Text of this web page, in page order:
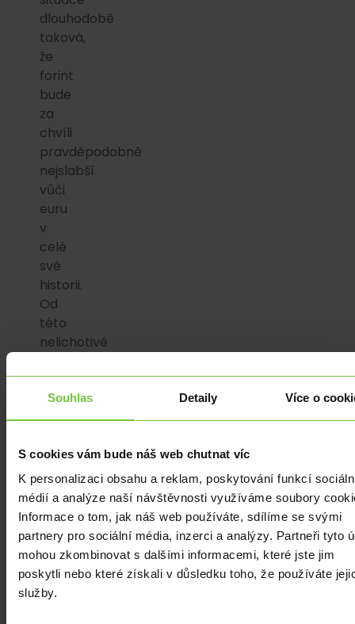
Souhlas Detaily Více o
S cookies vám bude náš web chutnat víc
K personalizaci obsahu a reklam, poskytování funkcí
médií a analýze naší návštěvnosti využíváme soubory
Informace o tom, jak náš web používáte, sdílíme se svými
partnery pro sociální média, inzerci a analýzy. Partneři tyto
mohou zkombinovat s dalšími informacemi, které jste jim
poskytli nebo které získali v důsledku toho, že používáte
služby.
dlouhodobě
taková,
že
forint
bude
za
chvíli
pravděpodobně
nejslabší
vůči
euru
v
celé
své
historii.
Od
této
nelichotivé
ho
nyní
dělí
krátká
epizoda
z
konce
léta
2022,
kdy
byl